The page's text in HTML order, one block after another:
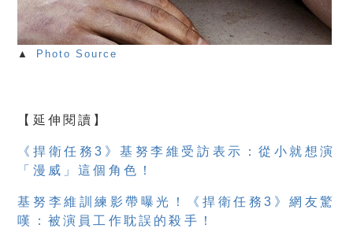
▲ Photo Source
【延伸閱讀】
《捍衛任務3》基努李維受訪表示：從小就想演
「漫威」這個角色！
基努李維訓練影帶曝光！《捍衛任務3》網友驚
嘆：被演員工作耽誤的殺手！